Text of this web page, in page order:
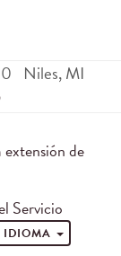
Niles,MI
extensión de
Servicio
IDIOMA